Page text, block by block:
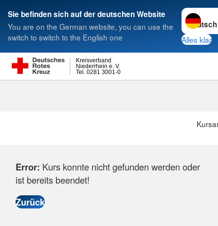
Sie befinden sich auf der deutschen Website
You are on the German website, you can use the
switch to switch to the English one
Sprache
Alles klar
Tel. 0281 3001-0
Niederrhein e. V.
Kreisverband
Suche
Error: Kurs konnte nicht gefunden werden oder
ist bereits beendet!